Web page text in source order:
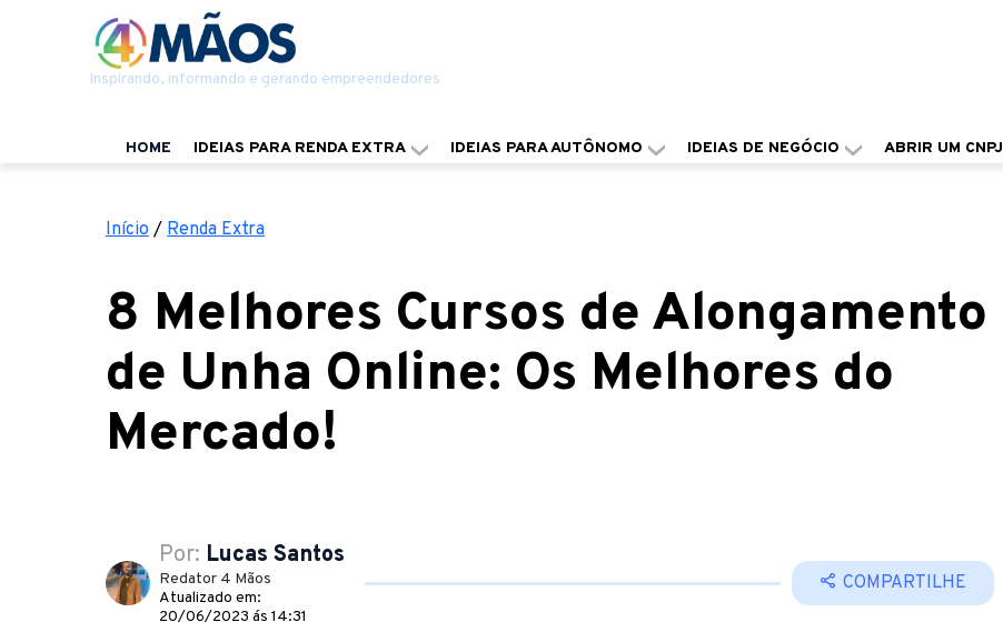
Inspirando, informando e gerando empreendedores
HOME IDEIAS PARA RENDA EXTRA IDEIAS PARA AUTÔNOMO IDEIAS DE NEGÓCIO ABRIR UM CNPJ
Início / Renda Extra
8 Melhores Cursos de Alongamento
de Unha Online: Os Melhores do
Mercado!
Por: Lucas Santos
Redator 4 Mãos
Atualizado em:
20/06/2023 ás 14:31
COMPARTILHE